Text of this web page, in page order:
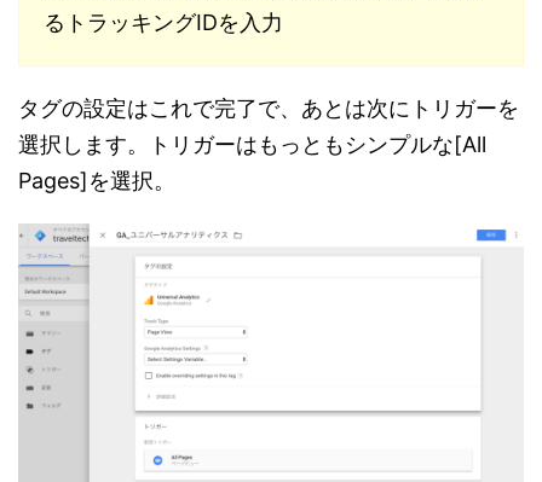
るトラッキングIDを入力
タグの設定はこれで完了で、あとは次にトリガーを
選択します。トリガーはもっともシンプルな[All
Pages]を選択。